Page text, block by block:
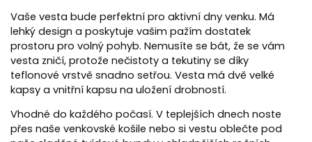
Vaše vesta bude perfektní pro aktivní dny venku. Má
lehký design a poskytuje vašim pažím dostatek
prostoru pro volný pohyb. Nemusíte se bát, že se vám
vesta zničí, protože nečistoty a tekutiny se díky
teflonové vrstvě snadno setřou. Vesta má dvě velké
kapsy a vnitřní kapsu na uložení drobností.
Vhodné do každého počasí. V teplejších dnech noste
přes naše venkovské košile nebo si vestu oblečte pod